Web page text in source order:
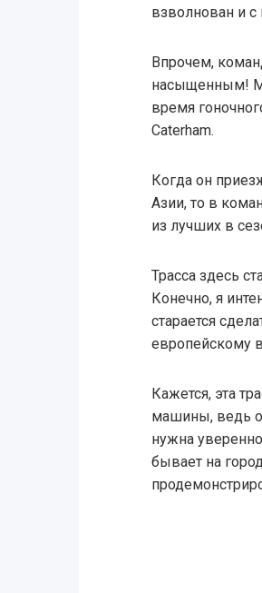
взволнован и
Впрочем,
насыщенным!
время
Caterham.
Когда он
Азии, то в
из лучших в
Трасса здесь
Конечно, я
старается
европейскому
Кажется, эта
машины, ведь
нужна
бывает на